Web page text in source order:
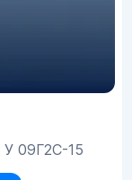
У 09Г2С-15